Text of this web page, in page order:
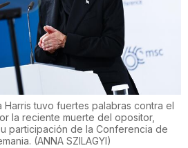
Harris tuvo fuertes palabras contra el
la reciente muerte del opositor,
participación de la Conferencia de
(ANNA SZILAGYI)